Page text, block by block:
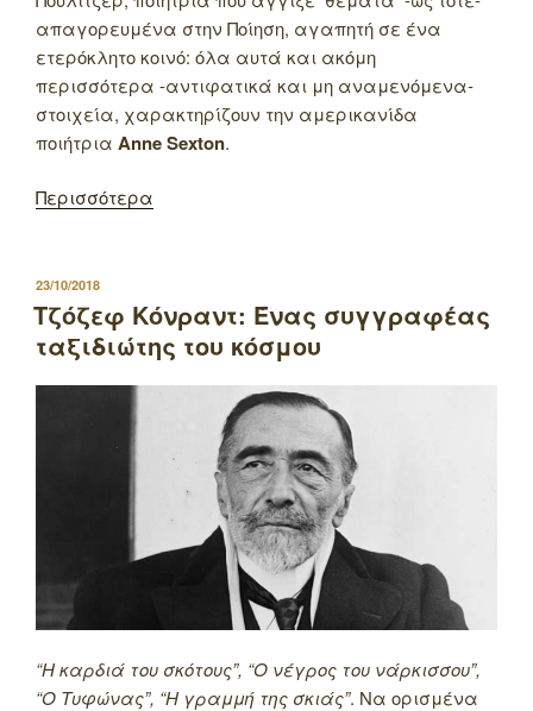
απαγορευμένα στην Ποίηση, αγαπητή σε ένα
ετερόκλητο κοινό: όλα αυτά και ακόμη
περισσότερα -αντιφατικά και μη αναμενόμενα-
στοιχεία, χαρακτηρίζουν την αμερικανίδα
ποιήτρια Anne Sexton.
Περισσότερα
ΔΗΜΟΣΙΕΥΤΗΚΕ
ΣΤΙΣ
23/10/2018
Τζόζεφ Κόνραντ: Ένας συγγραφέας
ταξιδιώτης του κόσμου
“Η καρδιά του σκότους”, “Ο νέγρος του νάρκισσου”,
“Ο Τυφώνας”, “Η γραμμή της σκιάς”. Να ορισμένα